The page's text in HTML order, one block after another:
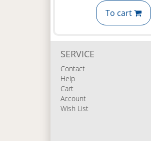
To cart
SERVICE
Contact
Help
Cart
Account
Wish List